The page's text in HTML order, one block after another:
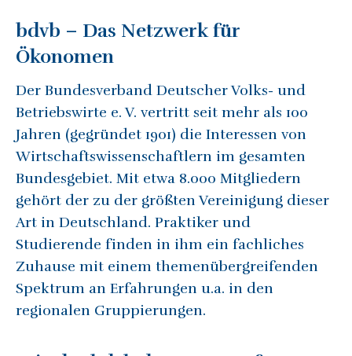
bdvb – Das Netzwerk für
Ökonomen
Der Bundesverband Deutscher Volks- und
Betriebswirte e. V. vertritt seit mehr als 100
Jahren (gegründet 1901) die Interessen von
Wirtschaftswissenschaftlern im gesamten
Bundesgebiet. Mit etwa 8.000 Mitgliedern
gehört der zu der größten Vereinigung dieser
Art in Deutschland. Praktiker und
Studierende finden in ihm ein fachliches
Zuhause mit einem themenübergreifenden
Spektrum an Erfahrungen u.a. in den
regionalen Gruppierungen.